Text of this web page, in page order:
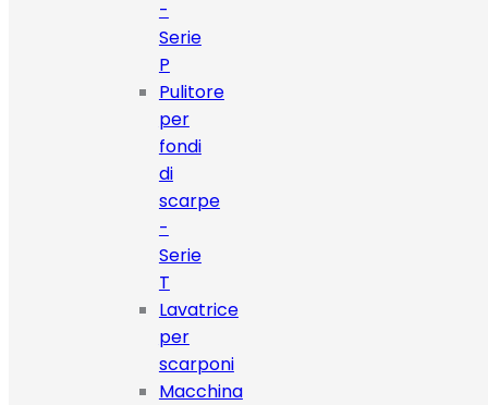
-
Serie
P
Pulitore
per
fondi
di
scarpe
-
Serie
T
Lavatrice
per
scarponi
Macchina